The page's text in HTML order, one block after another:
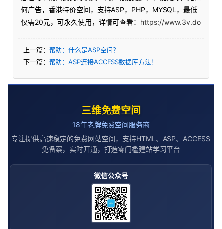
何广告，香港特价空间，支持ASP，PHP，MYSQL，最低
仅需20元，可永久使用，详情可查看： https://www.3v.do
上一篇： 帮助：什么是ASP空间？
下一篇： 帮助：ASP连接ACCESS数据库方法！
三维免费空间
18年老牌免费空间服务商
专注提供高速稳定的免费网站空间，支持HTML、ASP、ACCESS
免备案，实时开通，打造零门槛建站学习平台
微信公众号